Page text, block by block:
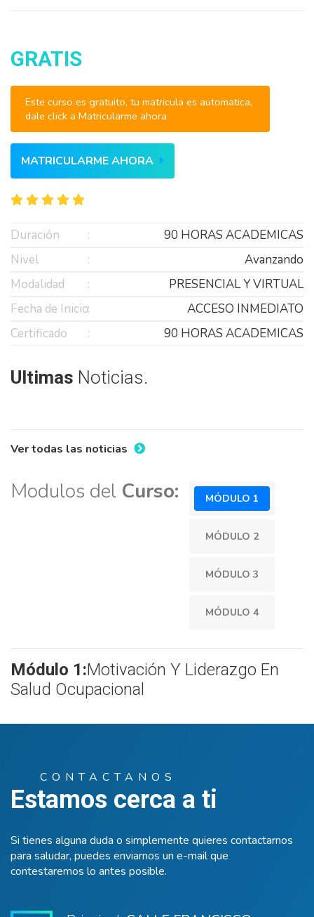
GRATIS
Este curso es gratuito, tu matricula es automatica,
dale click a Matricularme ahora
MATRICULARME AHORA
Duración
90 HORAS ACADEMICAS
Nivel
Avanzando
Modalidad
PRESENCIAL Y VIRTUAL
Fecha de Inicio
ACCESO INMEDIATO
Certificado
90 HORAS ACADEMICAS
Ultimas Noticias.
Ver todas las noticias
Modulos del Curso: MÓDULO 1
MÓDULO 2
MÓDULO 3
MÓDULO 4
Módulo 1:Motivación Y Liderazgo En
Salud Ocupacional
CONTACTANOS
Estamos cerca a ti
Si tienes alguna duda o simplemente quieres contactarnos
para saludar, puedes enviarnos un e-mail que
contestaremos lo antes posible.